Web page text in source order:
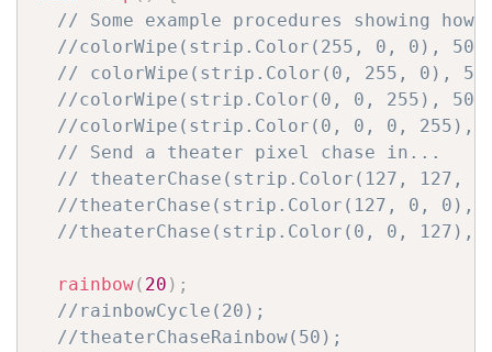
// Some example procedures showing
//colorWipe(strip.Color(255, 0, 0),
// colorWipe(strip.Color(0, 255, 0),
//colorWipe(strip.Color(0, 0, 255),
//colorWipe(strip.Color(0, 0, 0, 255),
// Send a theater pixel chase in...
// theaterChase(strip.Color(127, 127,
//theaterChase(strip.Color(127, 0, 0),
//theaterChase(strip.Color(0, 0, 127),
rainbow( 20 ) ;
//rainbowCycle(20);
//theaterChaseRainbow(50);